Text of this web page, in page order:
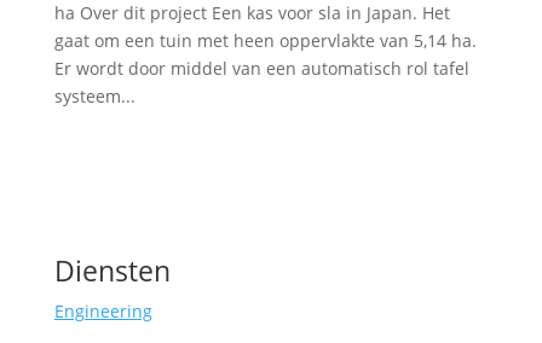
ha Over dit project Een kas voor sla in Japan. Het
gaat om een tuin met heen oppervlakte van 5,14 ha.
Er wordt door middel van een automatisch rol tafel
systeem...
Diensten
Engineering